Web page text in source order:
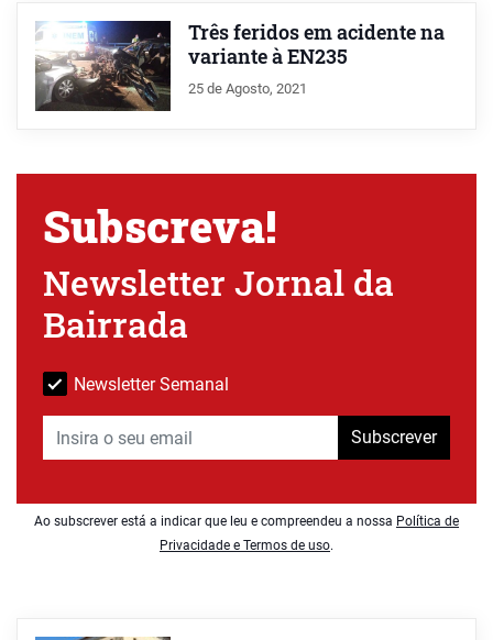
Três feridos em acidente na
variante à EN235
25 de Agosto, 2021
Subscreva!
Newsletter Jornal da
Bairrada
Newsletter Semanal
Subscrever
Ao subscrever está a indicar que leu e compreendeu a nossa Política de
Privacidade e Termos de uso.